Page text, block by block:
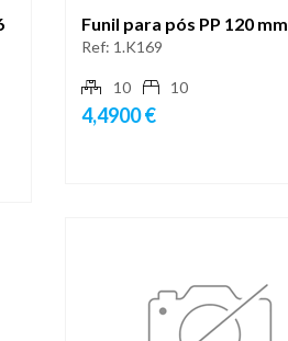
Funil para pós PP 120 mm
Ref: 1.K169
10 10
4,4900 €